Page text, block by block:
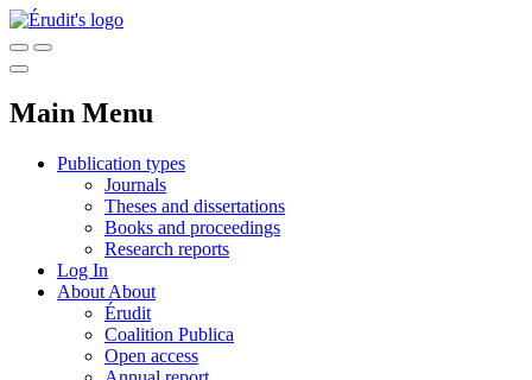
Main Menu
Publication types
Journals
Theses and dissertations
Books and proceedings
Research reports
Log In
About About
Érudit
Coalition Publica
Open access